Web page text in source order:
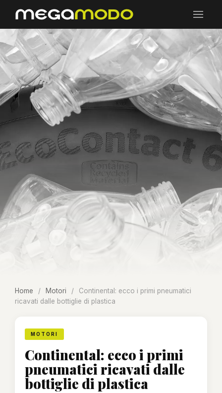
Home / Motori /
Continental: ecco i primi pneumatici
ricavati dalle bottiglie di plastica
MOTORI
Continental: ecco i primi
pneumatici ricavati dalle
bottiglie di plastica